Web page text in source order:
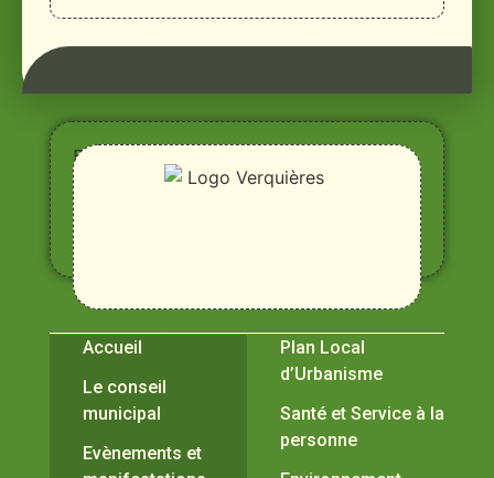
Entre
Rhône,
Alpilles
et
Durance
Accueil
Le conseil
municipal
Evènements et
Plan Local
d’Urbanisme
Santé et Service à la
personne